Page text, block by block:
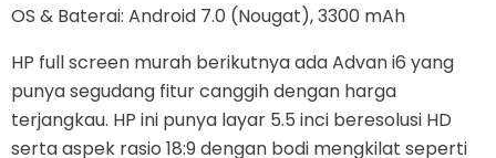
OS & Baterai: Android 7.0 (Nougat), 3300 mAh
HP full screen murah berikutnya ada Advan i6 yang
punya segudang fitur canggih dengan harga
terjangkau. HP ini punya layar 5.5 inci beresolusi HD
serta aspek rasio 18:9 dengan bodi mengkilat seperti